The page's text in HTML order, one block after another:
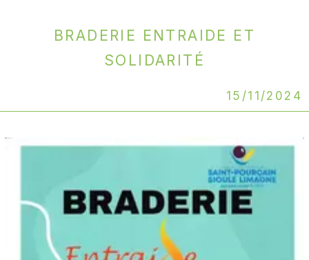
Braderie Entraide et
Solidarité
15/11/2024